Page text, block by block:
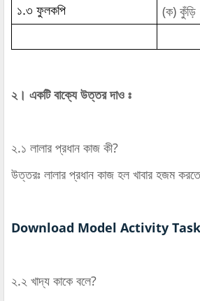
১.৩ ফুলকপি (ক) কুঁড়ি
২। একটি বাক্যে উত্তর দাও ঃ
২.১ লালার প্রধান কাজ কী?
উত্তরঃ লালার প্রধান কাজ হল খাবার হজম
Download Model Activity
২.২ খাদ্য কাকে বলে?